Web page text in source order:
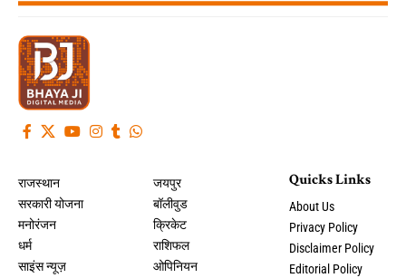
राजस्थान
सरकारी योजना
मनोरंजन
धर्म
साइंस न्यूज़
जयपुर
बॉलीवुड
क्रिकेट
राशिफल
ओपिनियन
Quicks Links
About Us
Privacy Policy
Disclaimer Policy
Editorial Policy